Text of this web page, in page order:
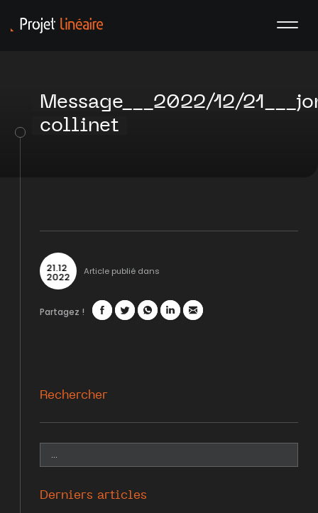
Message___2022/12/
collinet
21.12
2022 Article publié dans
Partagez !
Rechercher
Derniers articles